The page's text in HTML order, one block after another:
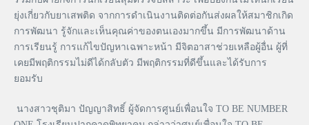
ยุ่งเกี่ยวกับยาเสพติด จากการดำเนินงานติดต่อกันส่งผลให้สมาชิกเกิด
การพัฒนา รู้จักและเห็นคุณค่าของตนเองมากขึ้น มีการพัฒนาด้าน
การเรียนรู้ การแก้ไขปัญหาเฉพาะหน้า มีจิตอาสาช่วยเหลือผู้อื่น ผู้ที่
เคยมีพฤติกรรมไม่ดีได้กลับตัว มีพฤติกรรมที่ดีขึ้นและได้รับการ
ยอมรับ
นางสาวชุติมา ปัญญาสิทธิ์ ผู้จัดการศูนย์เพื่อนใจ TO BE NUMBER